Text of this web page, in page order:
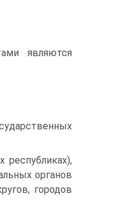
являются
органов
городов